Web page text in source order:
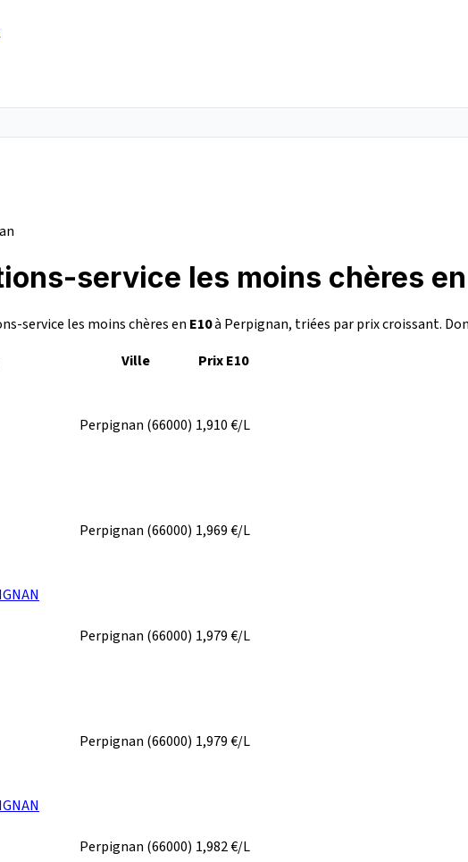
service les moins chères en
service les moins chères en E10à Perpignan, triées par prix croissant.
Ville Prix E10
Perpignan (66000) 1,910€/L
Perpignan (66000) 1,969€/L
Perpignan (66000) 1,979€/L
Perpignan (66000) 1,979€/L
Perpignan (66000) 1,982€/L